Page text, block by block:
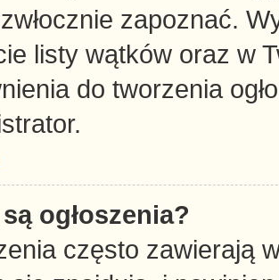
zapoznać.
listy wątków oraz w
do tworzenia
ogłoszenia?
często zawierają